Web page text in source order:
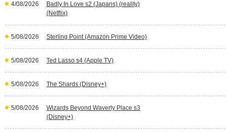
4/08/2026
Badly In Love s2 (Japans) (reality)
(Netflix)
5/08/2026 Sterling Point (Amazon Prime Video)
5/08/2026 Ted Lasso s4 (Apple TV)
5/08/2026 The Shards (Disney+)
5/08/2026
Wizards Beyond Waverly Place s3
(Disney+)